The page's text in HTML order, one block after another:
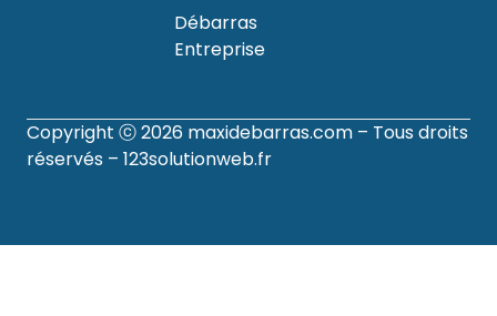
Débarras
Entreprise
Copyright ⓒ 2026 maxidebarras.com – Tous droits
réservés – 123solutionweb.fr